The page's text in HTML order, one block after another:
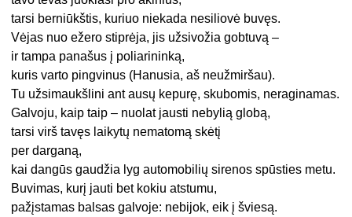
tarsi berniūkštis, kuriuo niekada nesiliovė buvęs.
Vėjas nuo ežero stiprėja, jis užsivožia gobtuvą –
ir tampa panašus į poliarininką,
kuris varto pingvinus (Hanusia, aš neužmiršau).
Tu užsimaukšlini ant ausų kepurę, skubomis, neraginamas.
Galvoju, kaip taip – nuolat jausti nebylią globą,
tarsi virš tavęs laikytų nematomą skėtį
per darganą,
kai dangūs gaudžia lyg automobilių sirenos spūsties metu.
Buvimas, kurį jauti bet kokiu atstumu,
pažįstamas balsas galvoje: nebijok, eik į šviesą.